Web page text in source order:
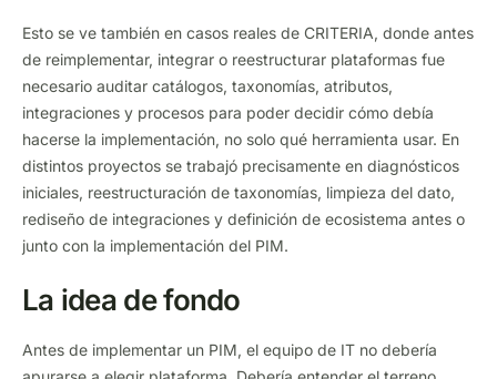
Esto se ve también en casos reales de CRITERIA, donde antes
de reimplementar, integrar o reestructurar plataformas fue
necesario auditar catálogos, taxonomías, atributos,
integraciones y procesos para poder decidir cómo debía
hacerse la implementación, no solo qué herramienta usar. En
distintos proyectos se trabajó precisamente en diagnósticos
iniciales, reestructuración de taxonomías, limpieza del dato,
rediseño de integraciones y definición de ecosistema antes o
junto con la implementación del PIM.
La idea de fondo
Antes de implementar un PIM, el equipo de IT no debería